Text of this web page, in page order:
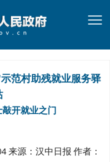
范村助残就业服务驿
开就业之门
来源： 汉中日报 作者：